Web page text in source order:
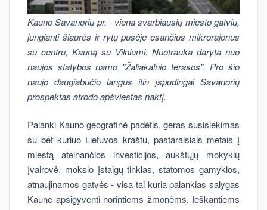
Kauno Savanorių pr. - viena svarbiausių miesto gatvių,
jungianti šiaurės ir rytų pusėje esančius mikrorajonus
su centru, Kauną su Vilniumi. Nuotrauka daryta nuo
naujos statybos namo "Žaliakalnio terasos". Pro šio
naujo daugiabučio langus itin įspūdingai Savanorių
prospektas atrodo apšviestas naktį.
Palanki Kauno geografinė padėtis, geras susisiekimas
su bet kuriuo Lietuvos kraštu, pastaraisiais metais į
miestą ateinančios investicijos, aukštųjų mokyklų
įvairovė, mokslo įstaigų tinklas, statomos gamyklos,
atnaujinamos gatvės - visa tai kuria palankias salygas
Kaune apsigyventi norintiems žmonėms. Ieškantiems